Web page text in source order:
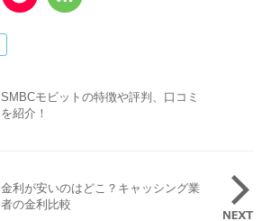
SMBCモビットの特徴や評判、口コミ
を紹介！
金利が安いのはどこ？キャッシング業
者の金利比較